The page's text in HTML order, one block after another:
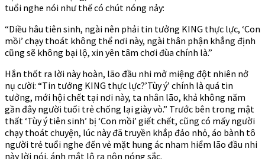
tuổi nghe nói như thế có chút nóng nảy:
“Diều hâu tiên sinh, ngài nên phải tin tưởng KING thực lực, ‘Con
mồi’ chạy thoát không thể nơi này, ngài thân phận khẳng định
cũng sẽ không bại lộ, xin yên tâm chơi đùa chính là.”
Hắn thốt ra lời này hoàn, lão đầu nhi mở miệng đột nhiên nở
nụ cười: “Tin tưởng KING thực lực?’Tùy ý’ chính là quá tin
tưởng, mới hội chết tại nơi này, ta nhân lão, khả không năm
gần đây người tuổi trẻ chống lại giày vò.” Trước bên trong mật
thất ‘Tùy ý tiên sinh’ bị ‘Con mồi’ giết chết, cũng có mấy người
chạy thoát chuyện, lúc này đã truyền khắp đảo nhỏ, áo bành tô
người trẻ tuổi nghe đến vẻ mặt hung ác nham hiểm lão đầu nhi
này lời nói, ánh mắt lộ ra nôn nóng sắc.